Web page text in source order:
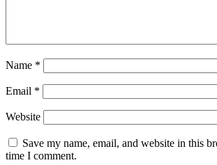
Name *
Email *
Website
Save my name, email, and website in this
time I comment.